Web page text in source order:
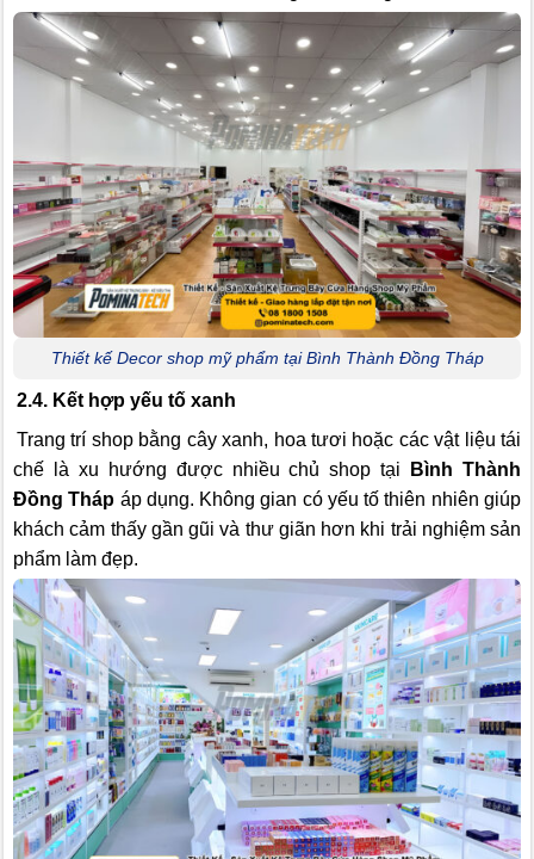
Thiết kế Decor shop mỹ phẩm tại Bình Thành Đồng Tháp
2.4. Kết hợp yếu tố xanh
Trang trí shop bằng cây xanh, hoa tươi hoặc các vật liệu tái
chế là xu hướng được nhiều chủ shop tại
Bình Thành
Đồng Tháp áp dụng. Không gian có yếu tố thiên nhiên giúp
khách cảm thấy gần gũi và thư giãn hơn khi trải nghiệm sản
phẩm làm đẹp.